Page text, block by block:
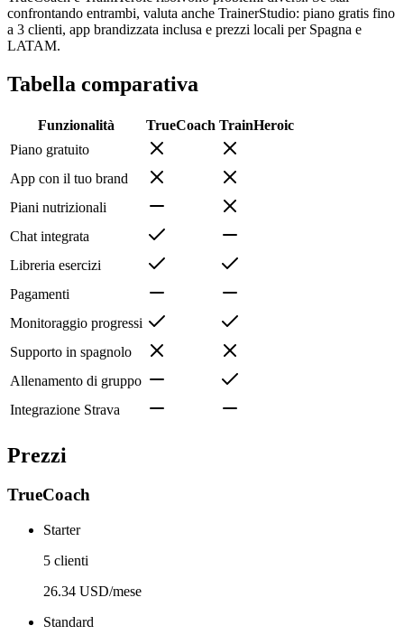
confrontando entrambi, valuta anche TrainerStudio: piano gratis fino
a 3 clienti, app brandizzata inclusa e prezzi locali per Spagna e
LATAM.
Tabella comparativa
Funzionalità TrueCoach TrainHeroic
Piano gratuito
App con il tuo brand
Piani nutrizionali
Chat integrata
Libreria esercizi
Pagamenti
Monitoraggio progressi
Supporto in spagnolo
Allenamento di gruppo
Integrazione Strava
Prezzi
TrueCoach
Starter
5 clienti
26.34 USD/mese
Standard